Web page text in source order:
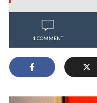
1 COMMENT